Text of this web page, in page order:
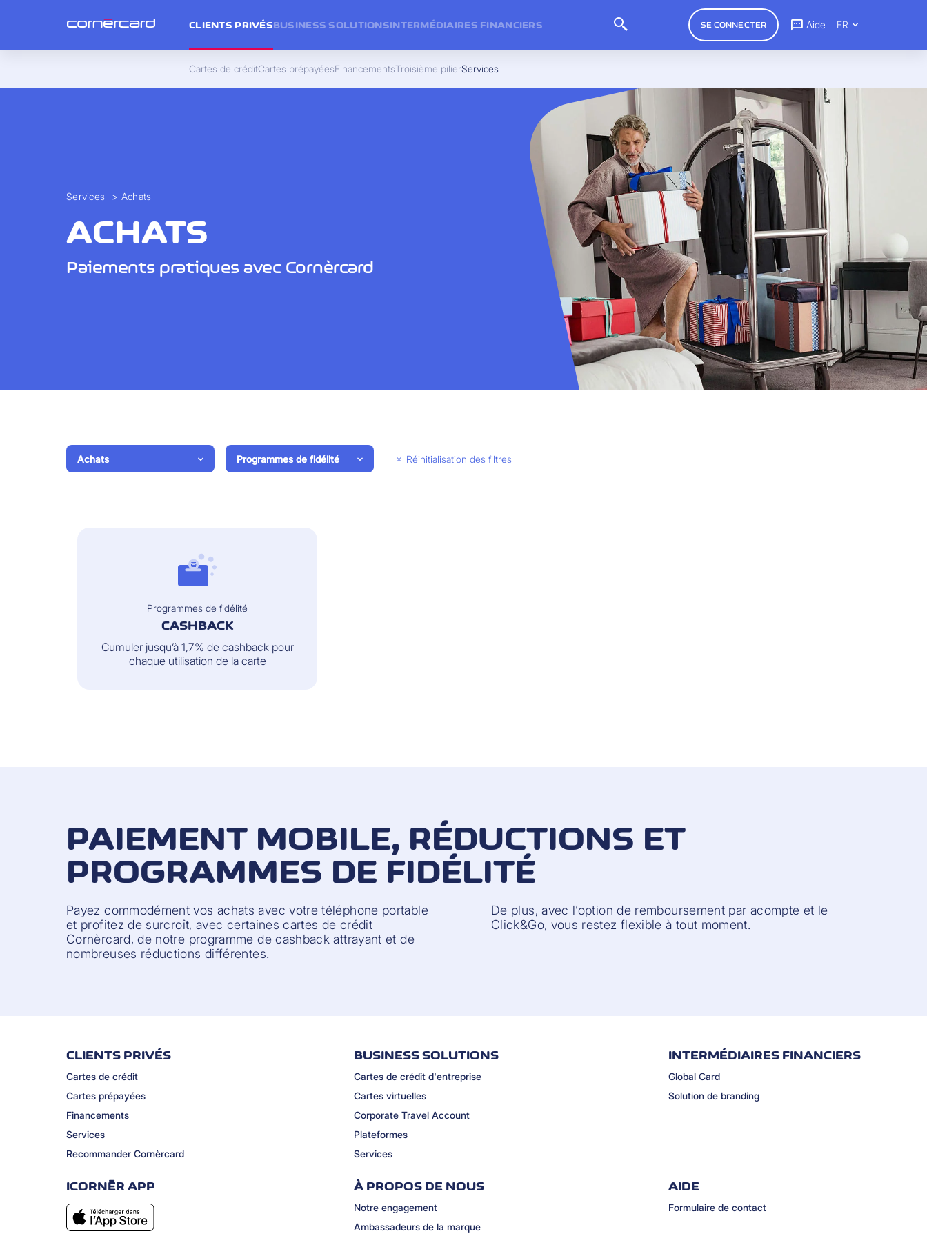
Services > Achats
ACHATS
Paiements pratiques avec Cornèrcard
Achats Programmes de fidélité Réinitialisation des filtres
Programmes de fidélité
CASHBACK
Cumuler jusqu’à 1,7% de cashback pour
chaque utilisation de la carte
PAIEMENT MOBILE, RÉDUCTIONS ET
PROGRAMMES DE FIDÉLITÉ
Payez commodément vos achats avec votre téléphone portable
et profitez de surcroît, avec certaines cartes de crédit
Cornèrcard, de notre programme de cashback attrayant et de
nombreuses réductions différentes.
De plus, avec l’option de remboursement par acompte et le
Click&Go, vous restez flexible à tout moment.
CLIENTS PRIVÉS
Cartes de crédit
Cartes prépayées
Financements
Services
Recommander Cornèrcard
BUSINESS SOLUTIONS
Cartes de crédit d'entreprise
Cartes virtuelles
Corporate Travel Account
Plateformes
Services
INTERMÉDIAIRES FINANCIERS
Global Card
Solution de branding
ICORNÈR APP À PROPOS DE NOUS
Notre engagement
Ambassadeurs de la marque
AIDE
Formulaire de contact
CLIENTS PRIVÉS
Cartes de créditCartes prépayéesFinancementsTroisième pilierServices
BUSINESS SOLUTIONSINTERMÉDIAIRES FINANCIERS SE CONNECTER Aide FR